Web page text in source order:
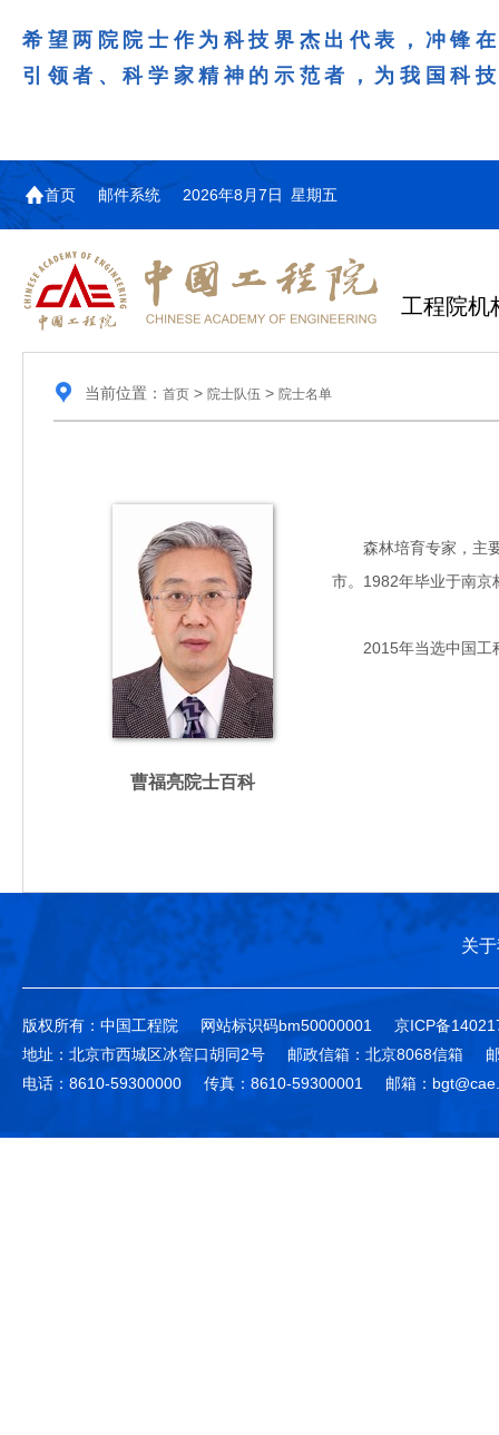
希望两院院士作为科技界杰出代表，冲锋
引领者、科学家精神的示范者，为我国科
首页 邮件系统 2026年8月7日 星期五
工程院机
当前位置： 首页> 院士队伍 > 院士名单
曹福亮院士百科
森林培育专家，主要
市。1982年毕业于南京
2015年当选中国工
关
版权所有：中国工程院 网站标识码bm50000001
京ICP备
地址：北京市西城区冰窖口胡同2号
邮政信箱：北京8068信箱
电话：8610-59300000
传真：8610-59300001 邮箱：